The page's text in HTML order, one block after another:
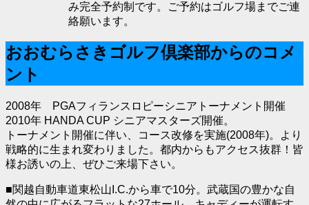
み完全予約制です。ご予約はゴルフ場までご連
絡願います。
おおむらさきゴルフ倶楽部からのコメ
ント
2008年 PGAフィランスロピーシニアトーナメント開催
2010年 HANDA CUP シニアマスターズ開催。
トーナメント開催に伴い、コース改修を実施(2008年)。より
戦略的に生まれ変わりました。都内からもアクセス抜群！皆
様お誘いの上、ぜひご来場下さい。
■関越自動車道東松山I.C.から車で10分。武蔵国の豊かな自